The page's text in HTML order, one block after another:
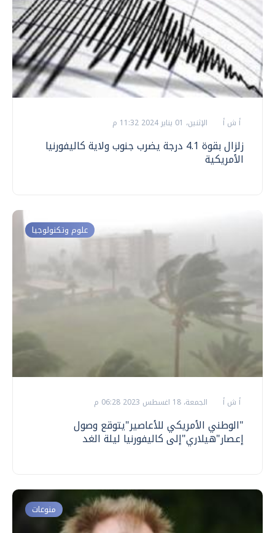
أ ش أ الإثنين، 01 يناير 2024 11:32 م
زلزال بقوة 4.1 درجة يضرب جنوب ولاية كاليفورنيا
الأمريكية
علوم وتكنولوجيا
أ ش أ الجمعة، 18 اغسطس 2023 06:28 م
"الوطني الأمريكي للأعاصير"يتوقع وصول
إعصار"هيلاري"إلى كاليفورنيا ليلة الغد
منوعات